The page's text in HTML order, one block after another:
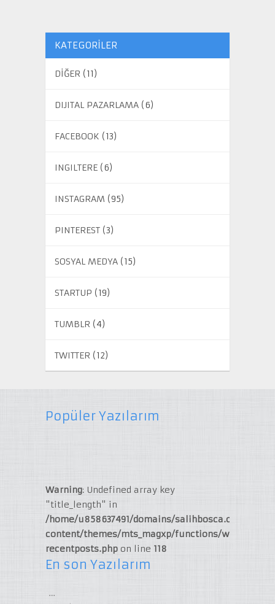
KATEGORILER
DİĞER (11)
DIJITAL PAZARLAMA(6)
FACEBOOK (13)
INGILTERE(6)
INSTAGRAM (95)
PINTEREST(3)
SOSYAL MEDYA(15)
STARTUP (19)
TUMBLR (4)
TWITTER (12)
Popüler Yazılarım
Warning: Undefined array key
"title_length" in
/home/u858637491/domains/salihbosca.com/
content/themes/mts_magxp/functions/widget-
recentposts.phpon line 118
En son Yazılarım
…